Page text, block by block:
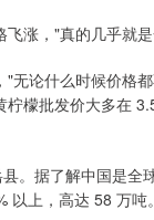
涨，"真的几乎就
无论什么时候价格
檬批发价大多在
。据了解中国是
上，高达 58 万吨。